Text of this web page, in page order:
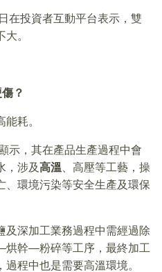
在投資者互動平台表示，雙
。
？
耗。
示，其在產品生產過程中會
，涉及高溫 、高壓等工藝，操
、環境污染等安全生產及環保
及深加工業務過程中需經過除
幹—粉碎等工序，最終加工
程中也是需要高溫環境。